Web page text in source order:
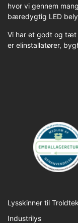
hvor vi gennem
bæredygtig LED
Vi har et godt og tæt
er elinstallatører,
Lysskinner til
Industrilys